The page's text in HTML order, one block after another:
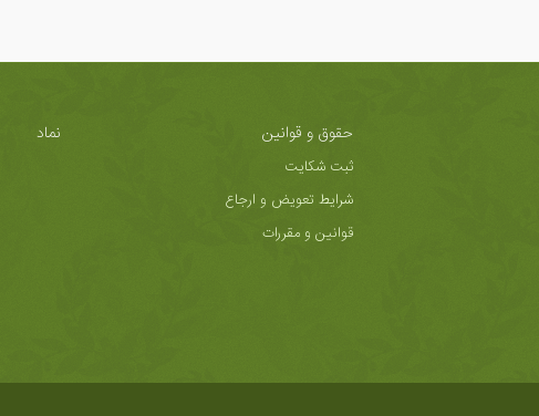
حقوق و قوانین
ثبت شکایت
شرایط تعویض و ارجاع
قوانین و مقررات
نماد